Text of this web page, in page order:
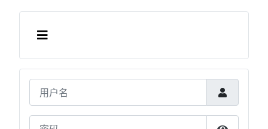
用户名
密码